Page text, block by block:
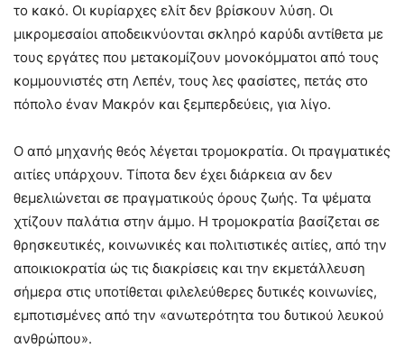
το κακό. Οι κυρίαρχες ελίτ δεν βρίσκουν λύση. Οι
μικρομεσαίοι αποδεικνύονται σκληρό καρύδι αντίθετα με
τους εργάτες που μετακομίζουν μονοκόμματοι από τους
κομμουνιστές στη Λεπέν, τους λες φασίστες, πετάς στο
πόπολο έναν Μακρόν και ξεμπερδεύεις, για λίγο.
Ο από μηχανής θεός λέγεται τρομοκρατία. Οι πραγματικές
αιτίες υπάρχουν. Τίποτα δεν έχει διάρκεια αν δεν
θεμελιώνεται σε πραγματικούς όρους ζωής. Τα ψέματα
χτίζουν παλάτια στην άμμο. Η τρομοκρατία βασίζεται σε
θρησκευτικές, κοινωνικές και πολιτιστικές αιτίες, από την
αποικιοκρατία ώς τις διακρίσεις και την εκμετάλλευση
σήμερα στις υποτίθεται φιλελεύθερες δυτικές κοινωνίες,
εμποτισμένες από την «ανωτερότητα του δυτικού λευκού
ανθρώπου».